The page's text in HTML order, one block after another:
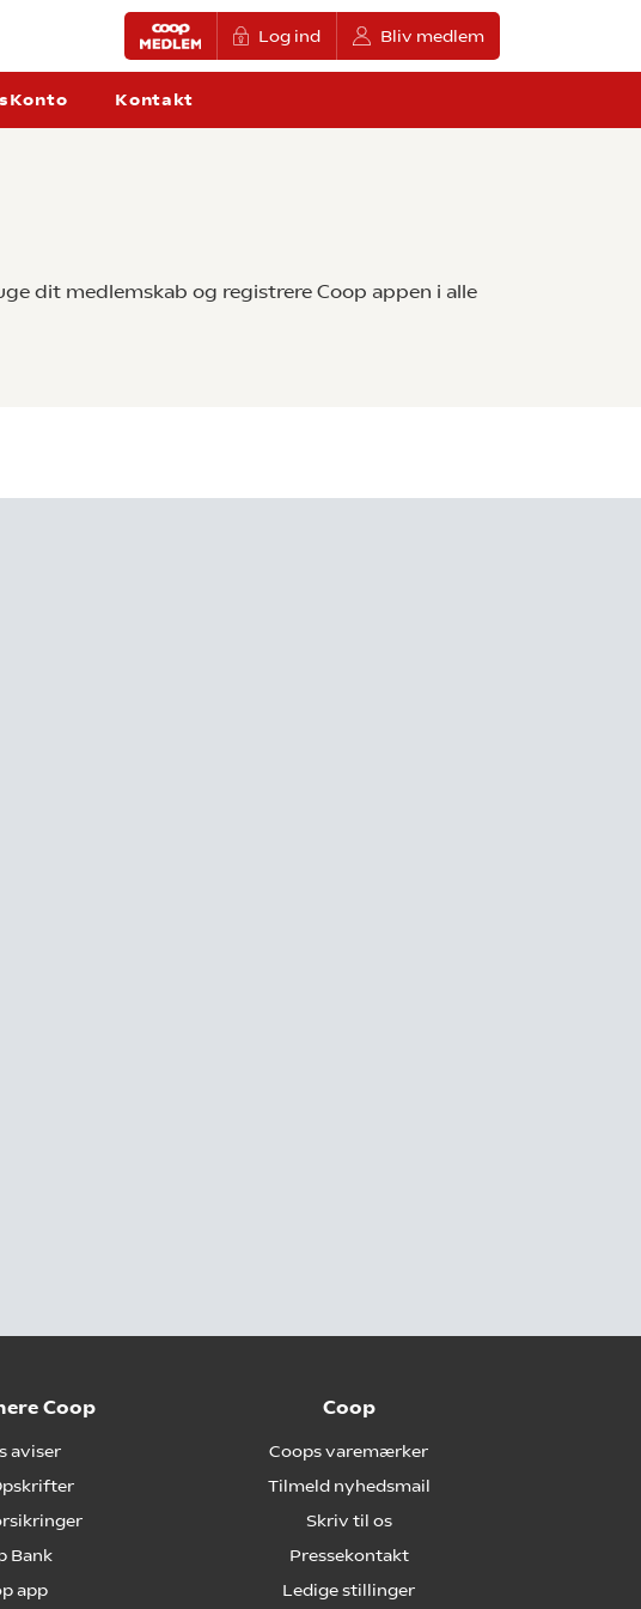
Log ind Bliv medlem
Kontakt
dit medlemskab og registrere Coop appen i alle
Coop
aviser
Bank
app
Coop
Coops varemærker
Tilmeld nyhedsmail
Skriv til os
Pressekontakt
Ledige stillinger